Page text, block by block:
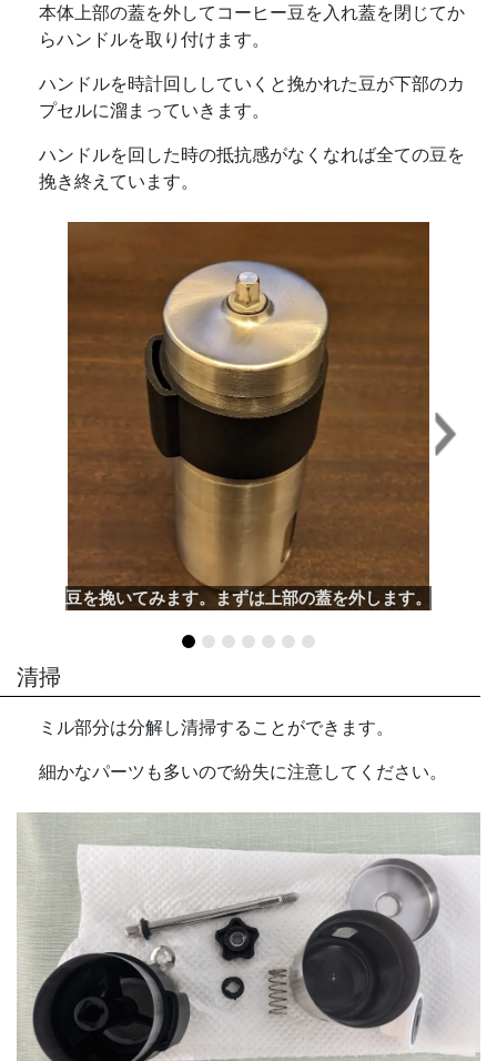
本体上部の蓋を外してコーヒー豆を入れ蓋を閉じてか
らハンドルを取り付けます。
ハンドルを時計回ししていくと挽かれた豆が下部のカ
プセルに溜まっていきます。
ハンドルを回した時の抵抗感がなくなれば全ての豆を
挽き終えています。
豆を挽いてみます。まずは上部の蓋を外します。
Next
清掃
ミル部分は分解し清掃することができます。
細かなパーツも多いので紛失に注意してください。